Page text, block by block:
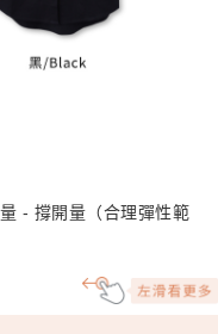
- 撐開量（合理彈性範